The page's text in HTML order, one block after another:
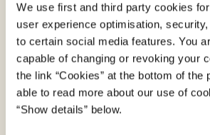
We use first and third party cookies
user experience optimisation,
to certain social media features. You
capable of changing or revoking your
the link “Cookies” at the bottom of the
able to read more about our use of
“Show details” below.
De nye aftaler træder i kraft i
to år frem med mulighed for
yderligere to gange ét år.